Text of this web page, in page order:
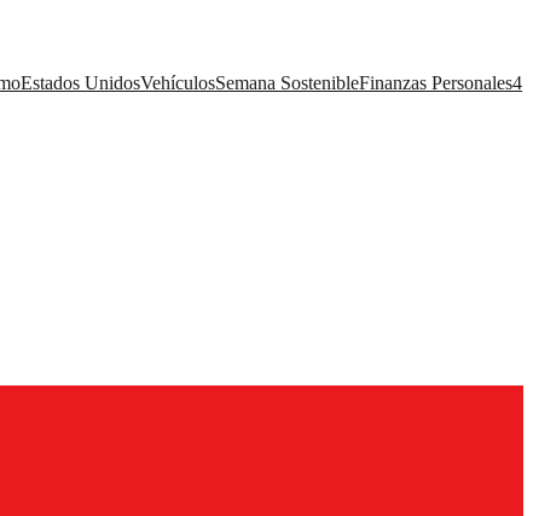
Estados UnidosVehículosSemana SostenibleFinanzas Personales4